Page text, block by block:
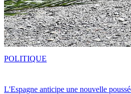
L'Espagne anticipe une nouvelle
POLITIQUE